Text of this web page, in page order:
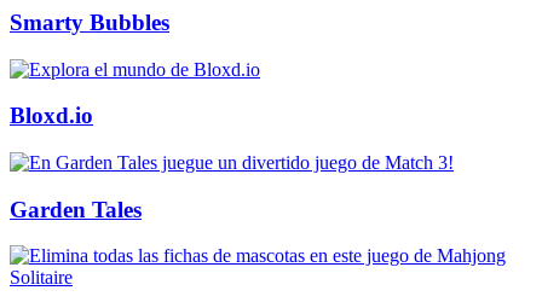
Smarty Bubbles
Bloxd.io
Garden Tales